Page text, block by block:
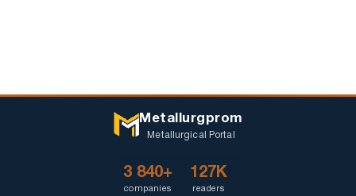
Metallurgprom
Metallurgical Portal
3 840+
companies
127K
readers